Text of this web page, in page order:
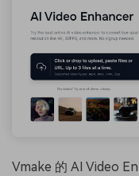
Vmake 的 AI Video